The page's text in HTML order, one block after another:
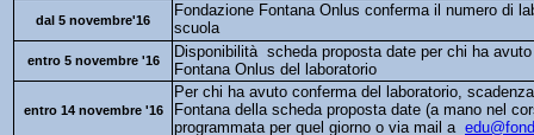
dal 5 novembre'16
Fondazione Fontana Onlus conferma il numero di
scuola
entro 5 novembre '16 Disponibilità scheda proposta date per chi ha
Fontana Onlus del laboratorio
entro 14 novembre '16
Per chi ha avuto conferma del laboratorio,
Fontana della scheda proposta date (a mano nel
programmata per quel giorno o via mail a